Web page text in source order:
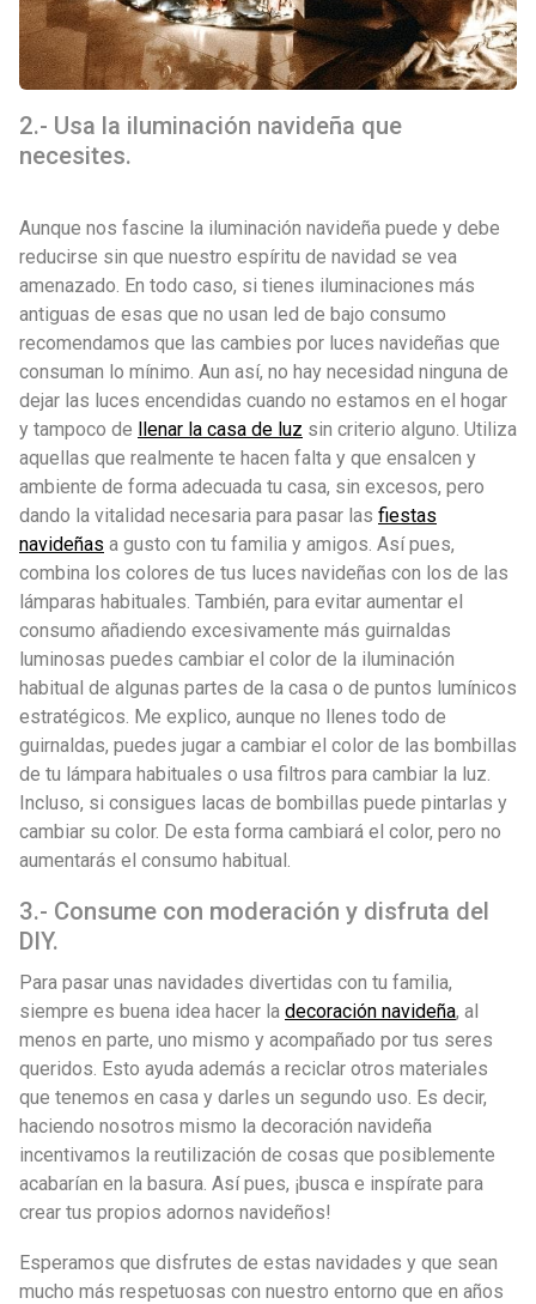
2.- Usa la iluminación navideña que
necesites.
Aunque nos fascine la iluminación navideña puede y debe
reducirse sin que nuestro espíritu de navidad se vea
amenazado. En todo caso, si tienes iluminaciones más
antiguas de esas que no usan led de bajo consumo
recomendamos que las cambies por luces navideñas que
consuman lo mínimo. Aun así, no hay necesidad ninguna de
dejar las luces encendidas cuando no estamos en el hogar
y tampoco de llenar la casa de luz sin criterio alguno. Utiliza
aquellas que realmente te hacen falta y que ensalcen y
ambiente de forma adecuada tu casa, sin excesos, pero
dando la vitalidad necesaria para pasar las fiestas
navideñas a gusto con tu familia y amigos. Así pues,
combina los colores de tus luces navideñas con los de las
lámparas habituales. También, para evitar aumentar el
consumo añadiendo excesivamente más guirnaldas
luminosas puedes cambiar el color de la iluminación
habitual de algunas partes de la casa o de puntos lumínicos
estratégicos. Me explico, aunque no llenes todo de
guirnaldas, puedes jugar a cambiar el color de las bombillas
de tu lámpara habituales o usa filtros para cambiar la luz.
Incluso, si consigues lacas de bombillas puede pintarlas y
cambiar su color. De esta forma cambiará el color, pero no
aumentarás el consumo habitual.
3.- Consume con moderación y disfruta del
DIY.
Para pasar unas navidades divertidas con tu familia,
siempre es buena idea hacer la decoración navideña, al
menos en parte, uno mismo y acompañado por tus seres
queridos. Esto ayuda además a reciclar otros materiales
que tenemos en casa y darles un segundo uso. Es decir,
haciendo nosotros mismo la decoración navideña
incentivamos la reutilización de cosas que posiblemente
acabarían en la basura. Así pues, ¡busca e inspírate para
crear tus propios adornos navideños!
Esperamos que disfrutes de estas navidades y que sean
mucho más respetuosas con nuestro entorno que en años